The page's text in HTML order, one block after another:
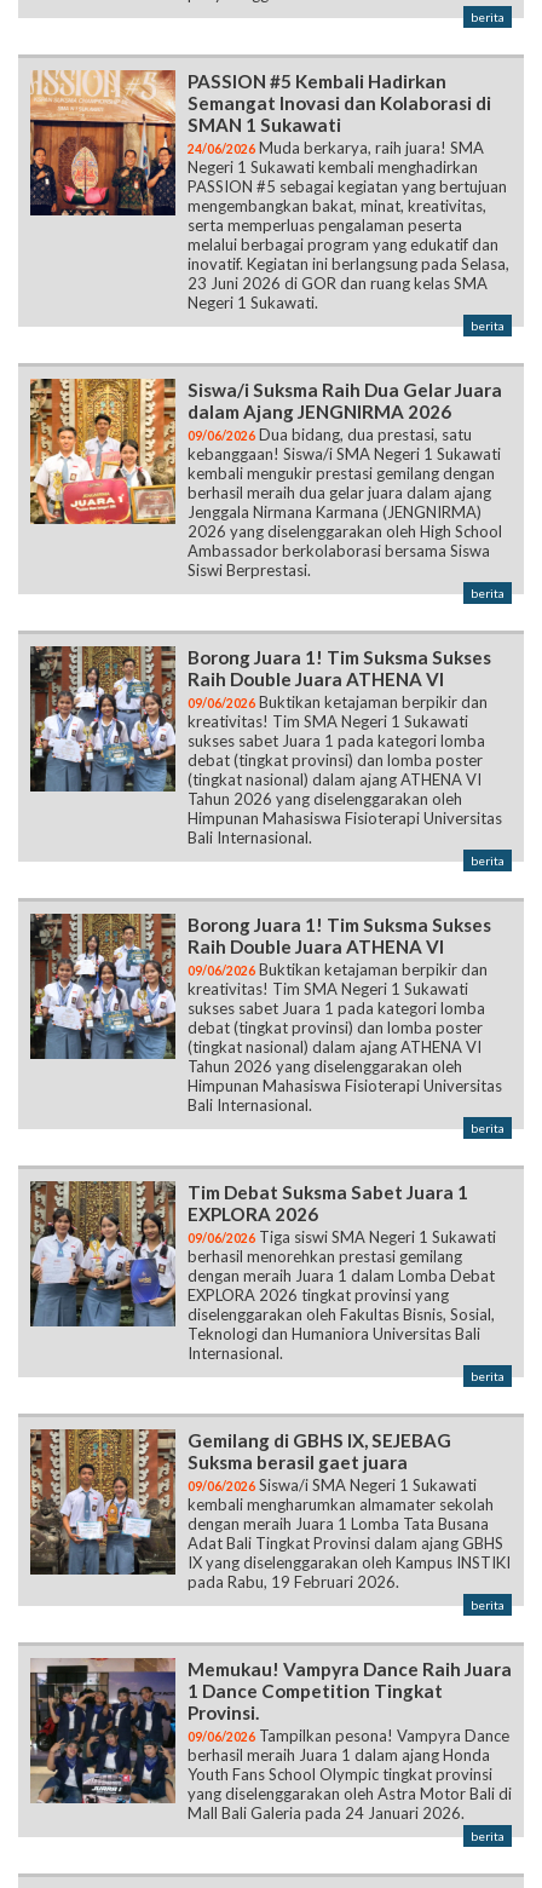
berita
PASSION #5 Kembali Hadirkan
Semangat Inovasi dan Kolaborasi di
SMAN 1 Sukawati
24/06/2026 Muda berkarya, raih juara! SMA
Negeri 1 Sukawati kembali menghadirkan
PASSION #5 sebagai kegiatan yang bertujuan
mengembangkan bakat, minat, kreativitas,
serta memperluas pengalaman peserta
melalui berbagai program yang edukatif dan
inovatif. Kegiatan ini berlangsung pada Selasa,
23 Juni 2026 di GOR dan ruang kelas SMA
Negeri 1 Sukawati.
berita
Siswa/i Suksma Raih Dua Gelar Juara
dalam Ajang JENGNIRMA 2026
09/06/2026 Dua bidang, dua prestasi, satu
kebanggaan! Siswa/i SMA Negeri 1 Sukawati
kembali mengukir prestasi gemilang dengan
berhasil meraih dua gelar juara dalam ajang
Jenggala Nirmana Karmana (JENGNIRMA)
2026 yang diselenggarakan oleh High School
Ambassador berkolaborasi bersama Siswa
Siswi Berprestasi.
berita
Borong Juara 1! Tim Suksma Sukses
Raih Double Juara ATHENA VI
09/06/2026 Buktikan ketajaman berpikir dan
kreativitas! Tim SMA Negeri 1 Sukawati
sukses sabet Juara 1 pada kategori lomba
debat (tingkat provinsi) dan lomba poster
(tingkat nasional) dalam ajang ATHENA VI
Tahun 2026 yang diselenggarakan oleh
Himpunan Mahasiswa Fisioterapi Universitas
Bali Internasional.
berita
Borong Juara 1! Tim Suksma Sukses
Raih Double Juara ATHENA VI
09/06/2026 Buktikan ketajaman berpikir dan
kreativitas! Tim SMA Negeri 1 Sukawati
sukses sabet Juara 1 pada kategori lomba
debat (tingkat provinsi) dan lomba poster
(tingkat nasional) dalam ajang ATHENA VI
Tahun 2026 yang diselenggarakan oleh
Himpunan Mahasiswa Fisioterapi Universitas
Bali Internasional.
berita
Tim Debat Suksma Sabet Juara 1
EXPLORA 2026
09/06/2026 Tiga siswi SMA Negeri 1 Sukawati
berhasil menorehkan prestasi gemilang
dengan meraih Juara 1 dalam Lomba Debat
EXPLORA 2026 tingkat provinsi yang
diselenggarakan oleh Fakultas Bisnis, Sosial,
Teknologi dan Humaniora Universitas Bali
Internasional.
berita
Gemilang di GBHS IX, SEJEBAG
Suksma berasil gaet juara
09/06/2026 Siswa/i SMA Negeri 1 Sukawati
kembali mengharumkan almamater sekolah
dengan meraih Juara 1 Lomba Tata Busana
Adat Bali Tingkat Provinsi dalam ajang GBHS
IX yang diselenggarakan oleh Kampus INSTIKI
pada Rabu, 19 Februari 2026.
berita
Memukau! Vampyra Dance Raih Juara
1 Dance Competition Tingkat
Provinsi.
09/06/2026 Tampilkan pesona! Vampyra Dance
berhasil meraih Juara 1 dalam ajang Honda
Youth Fans School Olympic tingkat provinsi
yang diselenggarakan oleh Astra Motor Bali di
Mall Bali Galeria pada 24 Januari 2026.
berita